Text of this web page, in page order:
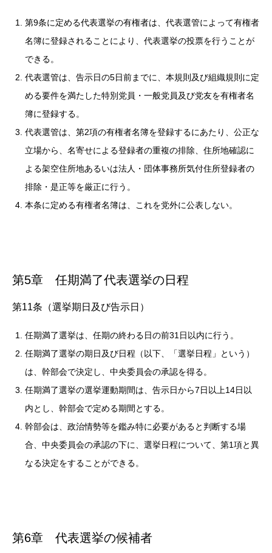
第9条に定める代表選挙の有権者は、代表選管によって有権者
名簿に登録されることにより、代表選挙の投票を行うことが
できる。
代表選管は、告示日の5日前までに、本規則及び組織規則に定
める要件を満たした特別党員・一般党員及び党友を有権者名
簿に登録する。
代表選管は、第2項の有権者名簿を登録するにあたり、公正な
立場から、名寄せによる登録者の重複の排除、住所地確認に
よる架空住所地あるいは法人・団体事務所気付住所登録者の
排除・是正等を厳正に行う。
本条に定める有権者名簿は、これを党外に公表しない。
第5章 任期満了代表選挙の日程
第11条（選挙期日及び告示日）
任期満了選挙は、任期の終わる日の前31日以内に行う。
任期満了選挙の期日及び日程（以下、「選挙日程」という）
は、幹部会で決定し、中央委員会の承認を得る。
任期満了選挙の選挙運動期間は、告示日から7日以上14日以
内とし、幹部会で定める期間とする。
幹部会は、政治情勢等を鑑み特に必要があると判断する場
合、中央委員会の承認の下に、選挙日程について、第1項と異
なる決定をすることができる。
第6章 代表選挙の候補者